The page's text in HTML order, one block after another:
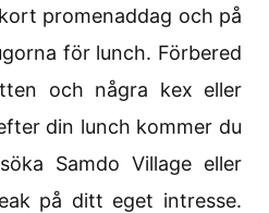
promenaddag och på
för lunch. Förbered
och några kex eller
din lunch kommer du
Samdo Village eller
på ditt eget intresse.